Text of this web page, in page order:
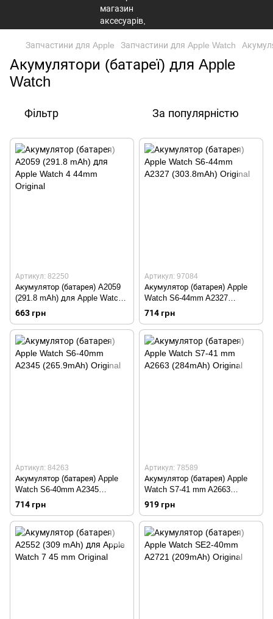
Запчастини для Apple Запчастини для Apple Watch
Акумулятори (батареї) для Apple
Watch
Фільтр За популярністю
Артикул: 82250
Акумулятор (батарея) A2059
(291.8 mAh) для Apple Watch 4
44mm Original
663 грн
Артикул: 97084
Акумулятор (батарея) Apple
Watch S6-44mm A2327
(303.8mAh) Original
714 грн
Артикул: 84263
Акумулятор (батарея) Apple
Watch S6-40mm A2345
(265.9mAh) Original
714 грн
Артикул: 78589
Акумулятор (батарея) Apple
Watch S7-41 mm A2663
(284mAh) Original
919 грн